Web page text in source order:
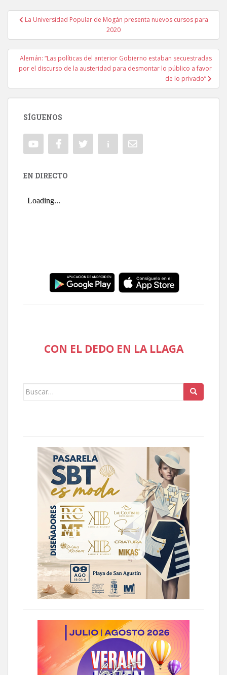
Navegación de entradas
La Universidad Popular de Mogán presenta nuevos cursos para
2020
Alemán: “Las políticas del anterior Gobierno estaban secuestradas
por el discurso de la austeridad para desmontar lo público a favor
de lo privado”
SÍGUENOS
EN DIRECTO
CON EL DEDO EN LA LLAGA
Buscar: